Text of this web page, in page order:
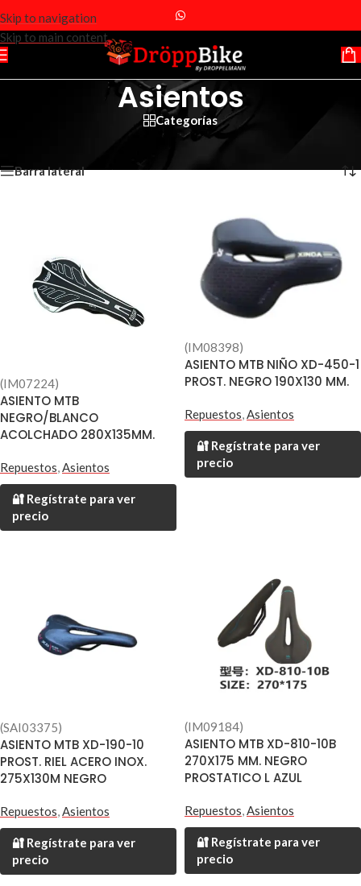
Skip to navigation
Skip to main content
Asientos
Categorías
Mostrando 1–12 de 41 resultados
Barra lateral
(IM07224)
ASIENTO MTB
NEGRO/BLANCO
ACOLCHADO 280X135MM.
Repuestos,Asientos
🔐 Regístrate para ver
precio
(IM08398)
ASIENTO MTB NIÑO XD-450-1
PROST. NEGRO 190X130 MM.
Repuestos,Asientos
🔐 Regístrate para ver
precio
(SAI03375)
ASIENTO MTB XD-190-10
PROST. RIEL ACERO INOX.
275X130M NEGRO
Repuestos,Asientos
🔐 Regístrate para ver
precio
(IM09184)
ASIENTO MTB XD-810-10B
270X175 MM. NEGRO
PROSTATICO L AZUL
Repuestos,Asientos
🔐 Regístrate para ver
precio